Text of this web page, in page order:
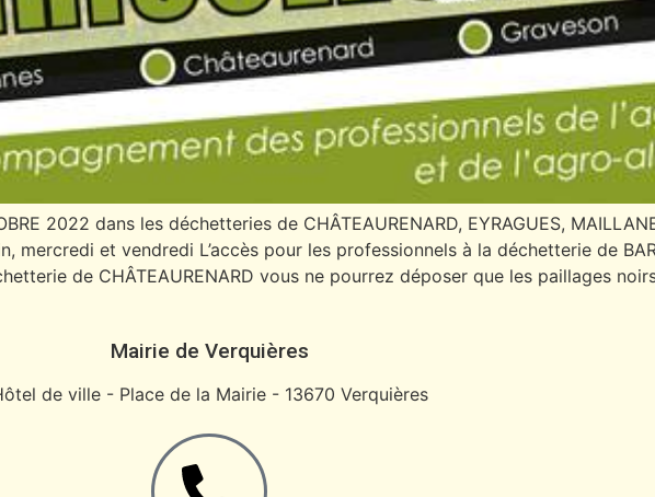
2022 dans les déchetteries de CHÂTEAURENARD, EYRAGUES,
mercredi et vendredi L’accès pour les professionnels à la déchetterie de
de CHÂTEAURENARD vous ne pourrez déposer que les paillages
Mairie de Verquières
de ville - Place de la Mairie - 13670 Verquières